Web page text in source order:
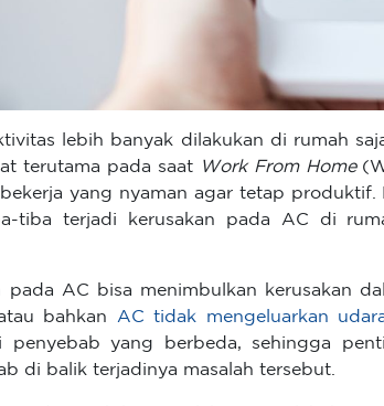
lebih banyak dilakukan di rumah
terutama pada saat Work From Home
yang nyaman agar tetap produktif.
tiba terjadi kerusakan pada AC di
pada AC bisa menimbulkan kerusakan
bahkan AC tidak mengeluarkan
penyebab yang berbeda, sehingga
di balik terjadinya masalah tersebut.